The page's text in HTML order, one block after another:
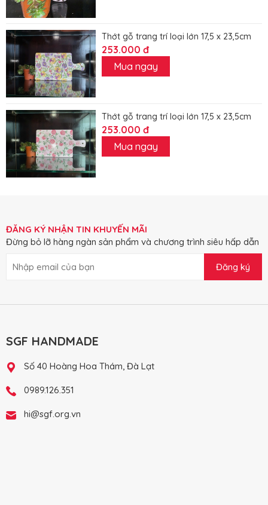
Thớt gỗ trang trí loại lớn 17,5 x 23,5cm
253.000 đ
Mua ngay
Thớt gỗ trang trí loại lớn 17,5 x 23,5cm
253.000 đ
Mua ngay
ĐĂNG KÝ NHẬN TIN KHUYẾN MÃI
Đừng bỏ lỡ hàng ngàn sản phẩm và chương trình siêu hấp dẫn
Đăng ký
SGF HANDMADE
Số 40 Hoàng Hoa Thám, Đà Lạt
0989.126.351
hi@sgf.org.vn